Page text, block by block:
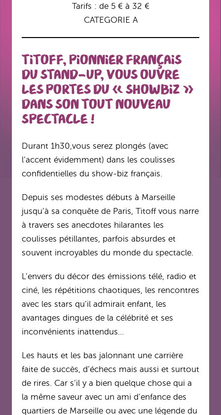
Tarifs : de 5 € à 32 €
CATEGORIE A
Titoff, pionnier français
du stand-up, vous ouvre
les portes du « Showbiz »
dans son tout nouveau
spectacle !
Durant 1h30,vous serez plongés (avec
l’accent évidemment) dans les coulisses
confidentielles du show-biz français.
Depuis ses modestes débuts à Marseille
jusqu’à sa conquête de Paris, Titoff vous narre
à travers ses anecdotes hilarantes les
coulisses pétillantes, parfois absurdes et
souvent incroyables du monde du spectacle.
L’envers du décor des émissions télé, radio et
ciné, les répétitions chaotiques, les rencontres
avec les stars qu’il admirait enfant, les
avantages dingues de la célébrité et ses
inconvénients inattendus…
Les hauts et les bas jalonnant une carrière
faite de succès, d’échecs mais aussi et surtout
de rires. Car s’il y a bien quelque chose qui a
la même saveur avec un ami d’enfance des
quartiers de Marseille ou avec une légende du